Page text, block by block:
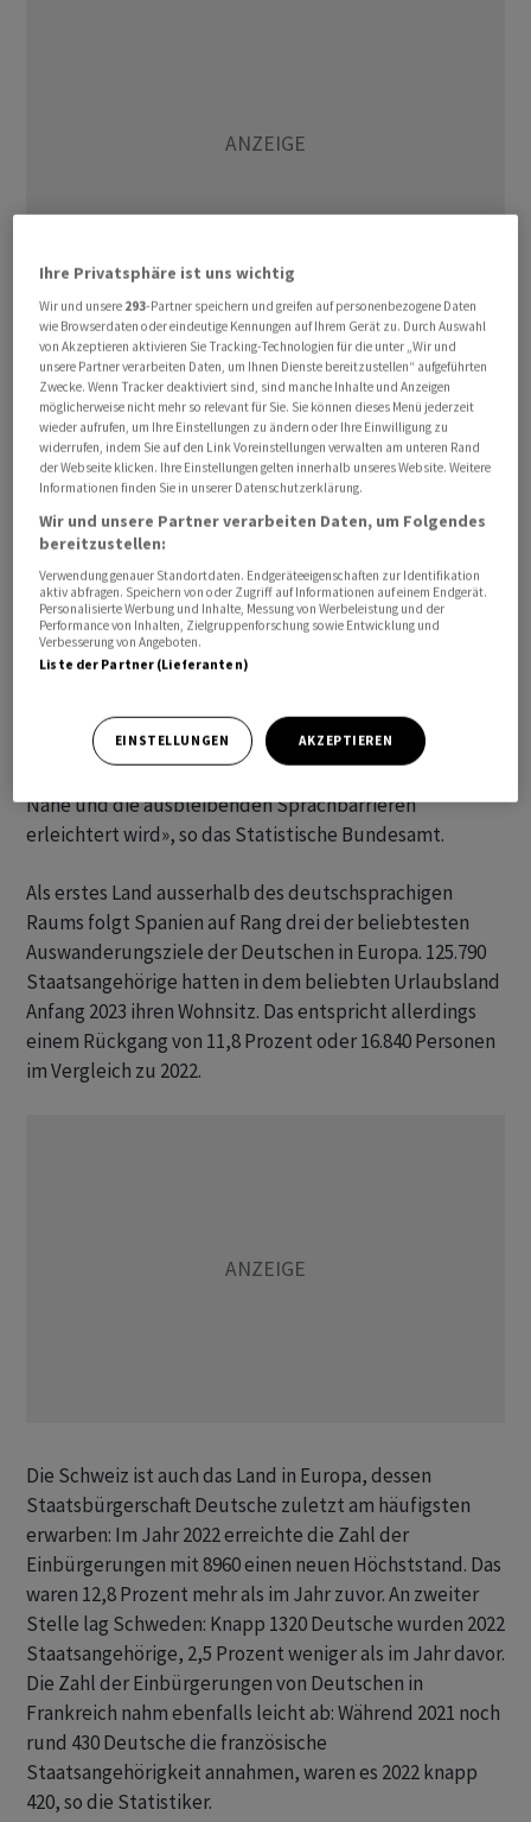
Rund 315.960 deutsche Staatsbürger hatten Anfang
2023 ihren Wohnsitz im Nachbarland, wie das
Statistische Bundesamt am Montag mitteilte. Das
waren rund 1,5 Prozent oder 4660 Personen mehr als ein
Jahr zuvor. «Die Zahl der Deutschen mit Wohnsitz in der
Schweiz nimmt seit Jahren zu», so die Statistiker.
Auf Platz zwei der beliebtesten Auswanderungsziele
folgt das Nachbarland Österreich. In der Alpenrepublik
lebten zuletzt rund 225.010 deutsche
Staatsbürgerinnen und -bürger. Der Anstieg im
Personen sogar noch höher aus als bei der Schweiz.
«Gemeinsam ist beiden Staaten, dass der
Nähe und die ausbleibenden Sprachbarrieren
erleichtert wird», so das Statistische Bundesamt.
Als erstes Land ausserhalb des deutschsprachigen
Raums folgt Spanien auf Rang drei der beliebtesten
Auswanderungsziele der Deutschen in Europa. 125.790
Staatsangehörige hatten in dem beliebten Urlaubsland
Anfang 2023 ihren Wohnsitz. Das entspricht allerdings
einem Rückgang von 11,8 Prozent oder 16.840 Personen
im Vergleich zu 2022.
Die Schweiz ist auch das Land in Europa, dessen
Staatsbürgerschaft Deutsche zuletzt am häufigsten
erwarben: Im Jahr 2022 erreichte die Zahl der
Einbürgerungen mit 8960 einen neuen Höchststand. Das
waren 12,8 Prozent mehr als im Jahr zuvor. An zweiter
Stelle lag Schweden: Knapp 1320 Deutsche wurden 2022
Staatsangehörige, 2,5 Prozent weniger als im Jahr davor.
Die Zahl der Einbürgerungen von Deutschen in
Frankreich nahm ebenfalls leicht ab: Während 2021 noch
rund 430 Deutsche die französische
Staatsangehörigkeit annahmen, waren es 2022 knapp
420, so die Statistiker.
Ihre Privatsphäre ist uns wichtig
Wir und unsere 293-Partner speichern und greifen auf personenbezogene Daten
wie Browserdaten oder eindeutige Kennungen auf Ihrem Gerät zu. Durch Auswahl
von Akzeptieren aktivieren Sie Tracking-Technologien für die unter „Wir und
unsere Partner verarbeiten Daten, um Ihnen Dienste bereitzustellen“ aufgeführten
Zwecke. Wenn Tracker deaktiviert sind, sind manche Inhalte und Anzeigen
möglicherweise nicht mehr so relevant für Sie. Sie können dieses Menü jederzeit
wieder aufrufen, um Ihre Einstellungen zu ändern oder Ihre Einwilligung zu
widerrufen, indem Sie auf den Link Voreinstellungen verwalten am unteren Rand
der Webseite klicken. Ihre Einstellungen gelten innerhalb unseres Website. Weitere
Informationen finden Sie in unserer Datenschutzerklärung.
Wir und unsere Partner verarbeiten Daten, um Folgendes
bereitzustellen:
Verwendung genauer Standortdaten. Endgeräteeigenschaften zur Identifikation
aktiv abfragen. Speichern von oder Zugriff auf Informationen auf einem Endgerät.
Personalisierte Werbung und Inhalte, Messung von Werbeleistung und der
Performance von Inhalten, Zielgruppenforschung sowie Entwicklung und
Verbesserung von Angeboten.
Liste der Partner (Lieferanten)
EINSTELLUNGEN AKZEPTIEREN